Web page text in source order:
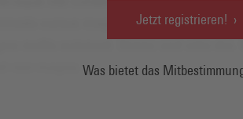
Jetzt registrieren!
Was bietet das